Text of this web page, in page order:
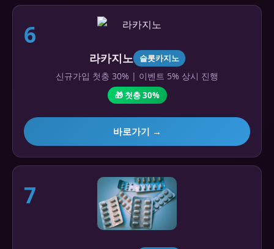
6
라카지노 슬롯카지노
신규가입 첫충 30% | 이벤트 5% 상시 진행
🎁 첫충 30%
바로가기 →
7